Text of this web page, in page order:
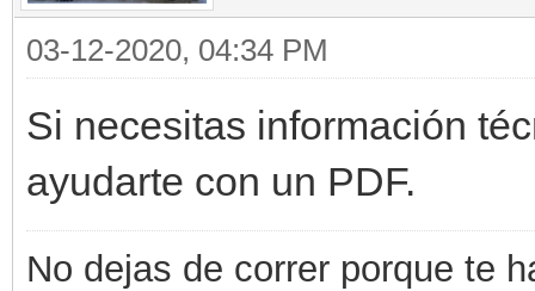
03-12-2020, 04:34 PM
Si necesitas información
ayudarte con un PDF.
No dejas de correr porque te